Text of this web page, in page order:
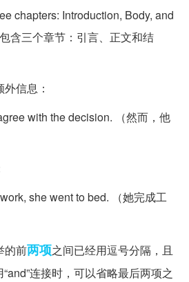
chapters: Introduction, Body, and
含三个章节：引言、正文和结
信息：
with the decision. （然而，他
she went to bed. （她完成工
的前两项之间已经用逗号分隔，且
连接时，可以省略最后两项之